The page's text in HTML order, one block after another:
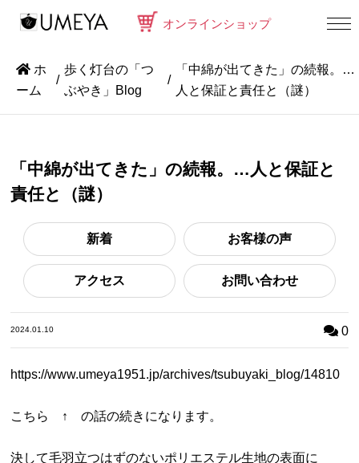
オンラインショップ
ホ
ーム
歩く灯台の「つ
ぶやき」Blog
「中綿が出てきた」の続報。…
人と保証と責任と（謎）
「中綿が出てきた」の続報。…人と保証と
責任と（謎）
新着 お客様の声
アクセス お問い合わせ
2024.01.10 0
https://www.umeya1951.jp/archives/tsubuyaki_blog/14810
こちら ↑ の話の続きになります。
決して毛羽立つはずのないポリエステル生地の表面に